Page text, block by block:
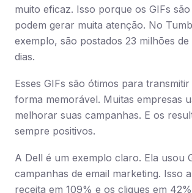
muito eficaz. Isso porque os GIFs
podem gerar muita atenção. No
exemplo, são postados 23 milhões de
dias.
Esses GIFs são ótimos para
forma memorável. Muitas empresas
melhorar suas campanhas. E os
sempre positivos.
A Dell é um exemplo claro. Ela usou
campanhas de email marketing. Isso
receita em 109% e os cliques em